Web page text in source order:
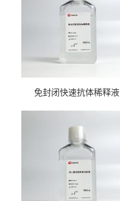
免封闭快速抗体稀释液